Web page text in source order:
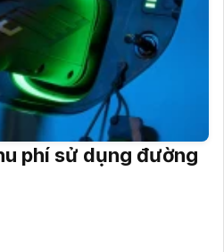
phí sử dụng đường